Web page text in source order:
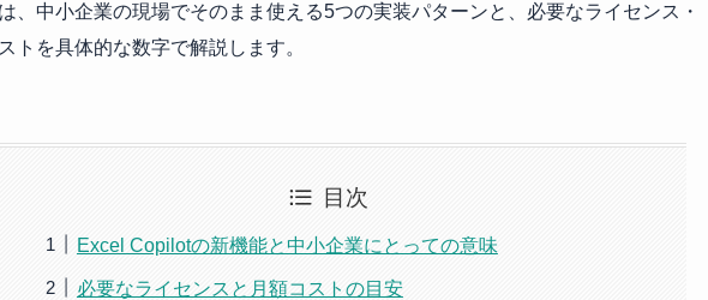
、中小企業の現場でそのまま使える5つの実装パターンと、必要なライセンス・
トを具体的な数字で解説します。
目次
Excel Copilotの新機能と中小企業にとっての意味
必要なライセンスと月額コストの目安